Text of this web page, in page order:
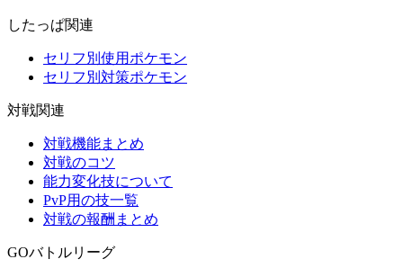
したっぱ関連
セリフ別使用ポケモン
セリフ別対策ポケモン
対戦関連
対戦機能まとめ
対戦のコツ
能力変化技について
PvP用の技一覧
対戦の報酬まとめ
GOバトルリーグ